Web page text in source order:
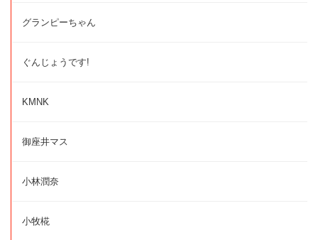
グランピーちゃん
ぐんじょうです!
KMNK
御座井マス
小林潤奈
小牧椛